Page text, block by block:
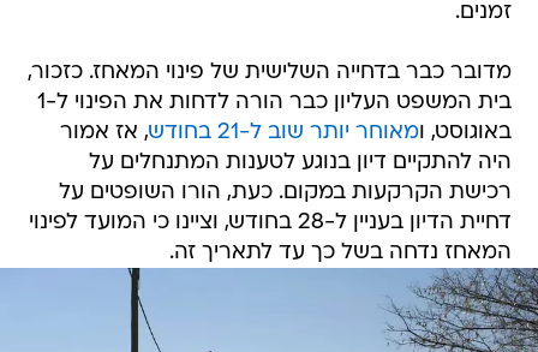
זמנים.
מדובר כבר בדחייה השלישית של פינוי המאחז. כזכור,
בית המשפט העליון כבר הורה לדחות את הפינוי ל-1
באוגוסט, ומאוחר יותר שוב ל-21 בחודש
, אז אמור
היה להתקיים דיון בנוגע לטענות המתנחלים על
רכישת הקרקעות במקום. כעת, הורו השופטים על
דחיית הדיון בעניין ל-28 בחודש, וציינו כי המועד לפינוי
המאחז נדחה בשל כך עד לתאריך זה.